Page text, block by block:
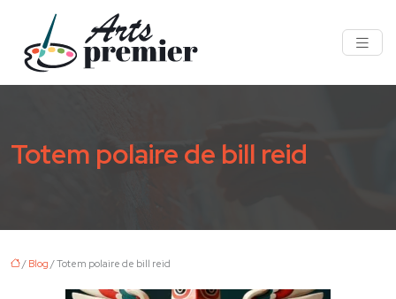
Totem polaire de bill reid
/ Blog / Totem polaire de bill reid